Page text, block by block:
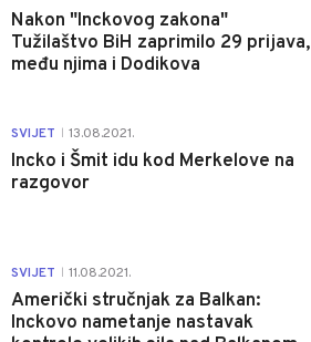
Nakon "Inckovog zakona"
Tužilaštvo BiH zaprimilo 29 prijava,
među njima i Dodikova
SVIJET 13.08.2021.
Incko i Šmit idu kod Merkelove na
razgovor
SVIJET 11.08.2021.
Američki stručnjak za Balkan:
Inckovo nametanje nastavak